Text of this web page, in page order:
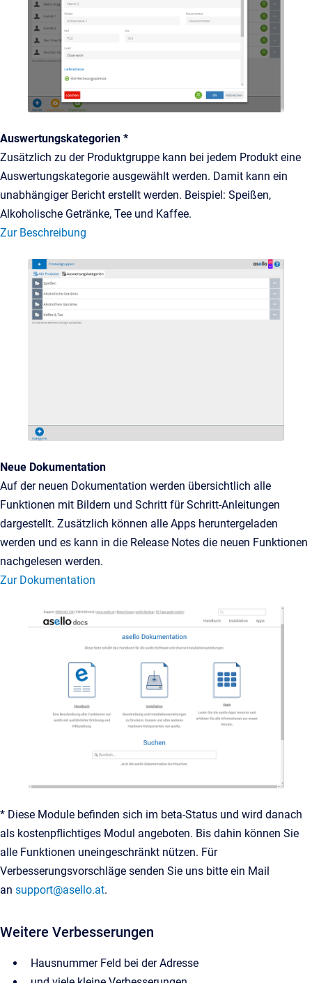
Auswertungskategorien *
Zusätzlich zu der Produktgruppe kann bei jedem Produkt eine
Auswertungskategorie ausgewählt werden. Damit kann ein
unabhängiger Bericht erstellt werden. Beispiel: Speißen,
Alkoholische Getränke, Tee und Kaffee.
Zur Beschreibung
Neue Dokumentation
Auf der neuen Dokumentation werden übersichtlich alle
Funktionen mit Bildern und Schritt für Schritt-Anleitungen
dargestellt. Zusätzlich können alle Apps heruntergeladen
werden und es kann in die Release Notes die neuen Funktionen
nachgelesen werden.
Zur Dokumentation
* Diese Module befinden sich im beta-Status und wird danach
als kostenpflichtiges Modul angeboten. Bis dahin können Sie
alle Funktionen uneingeschränkt nützen. Für
Verbesserungsvorschläge senden Sie uns bitte ein Mail
an support@asello.at.
Weitere Verbesserungen
Hausnummer Feld bei der Adresse